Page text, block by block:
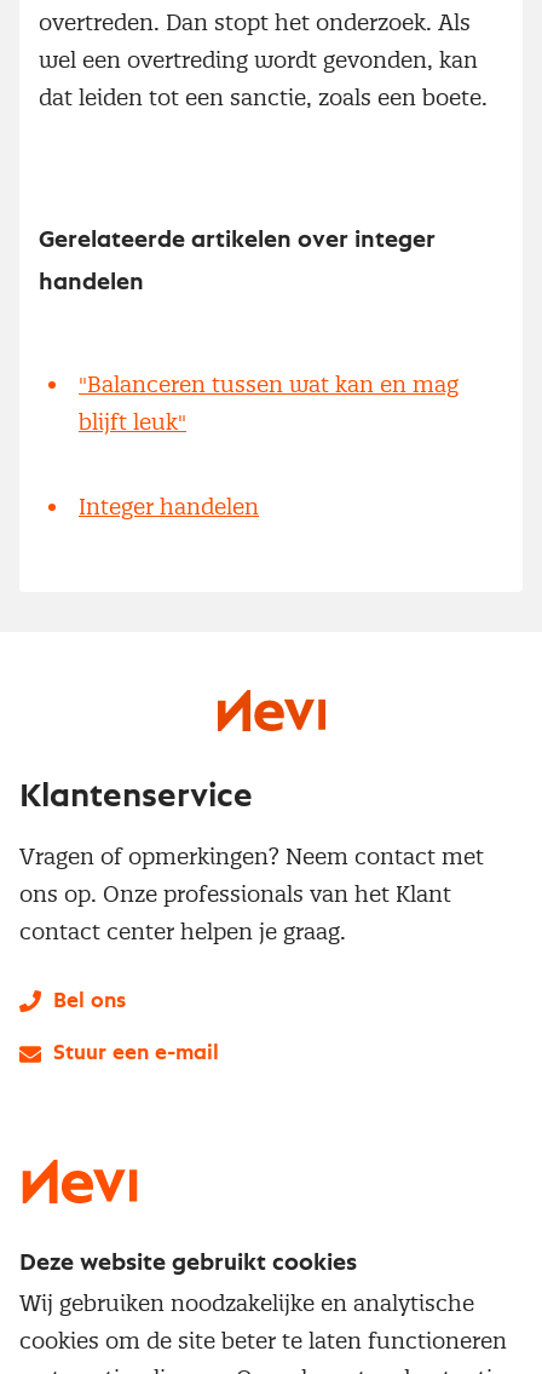
overtreden. Dan stopt het onderzoek. Als
wel een overtreding wordt gevonden, kan
dat leiden tot een sanctie, zoals een boete.
Gerelateerde artikelen over integer
handelen
"Balanceren tussen wat kan en mag
blijft leuk"
Integer handelen
Service & contact
Populaire thema's
Klantenservice
Vragen of opmerkingen? Neem contact met
ons op. Onze professionals van het Klant
contact center helpen je graag.
Bel ons
Stuur een e-mail
Deze website gebruikt cookies
Wij gebruiken noodzakelijke en analytische
cookies om de site beter te laten functioneren